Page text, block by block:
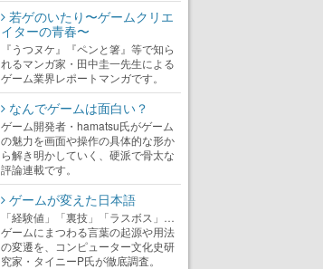
若ゲのいたり〜ゲームクリエ
イターの青春〜
『うつヌケ』『ペンと箸』等で知ら
れるマンガ家・田中圭一先生による
ゲーム業界レポートマンガです。
なんでゲームは面白い？
ゲーム開発者・hamatsu氏がゲーム
の魅力を画面や操作の具体的な形か
ら解き明かしていく、硬派で骨太な
評論連載です。
ゲームが変えた日本語
「経験値」「裏技」「ラスボス」…
ゲームにまつわる言葉の起源や用法
の変遷を、コンピューター文化史研
究家・タイニーP氏が徹底調査。